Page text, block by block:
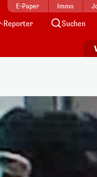
E-Paper Immo
Reporter Suchen